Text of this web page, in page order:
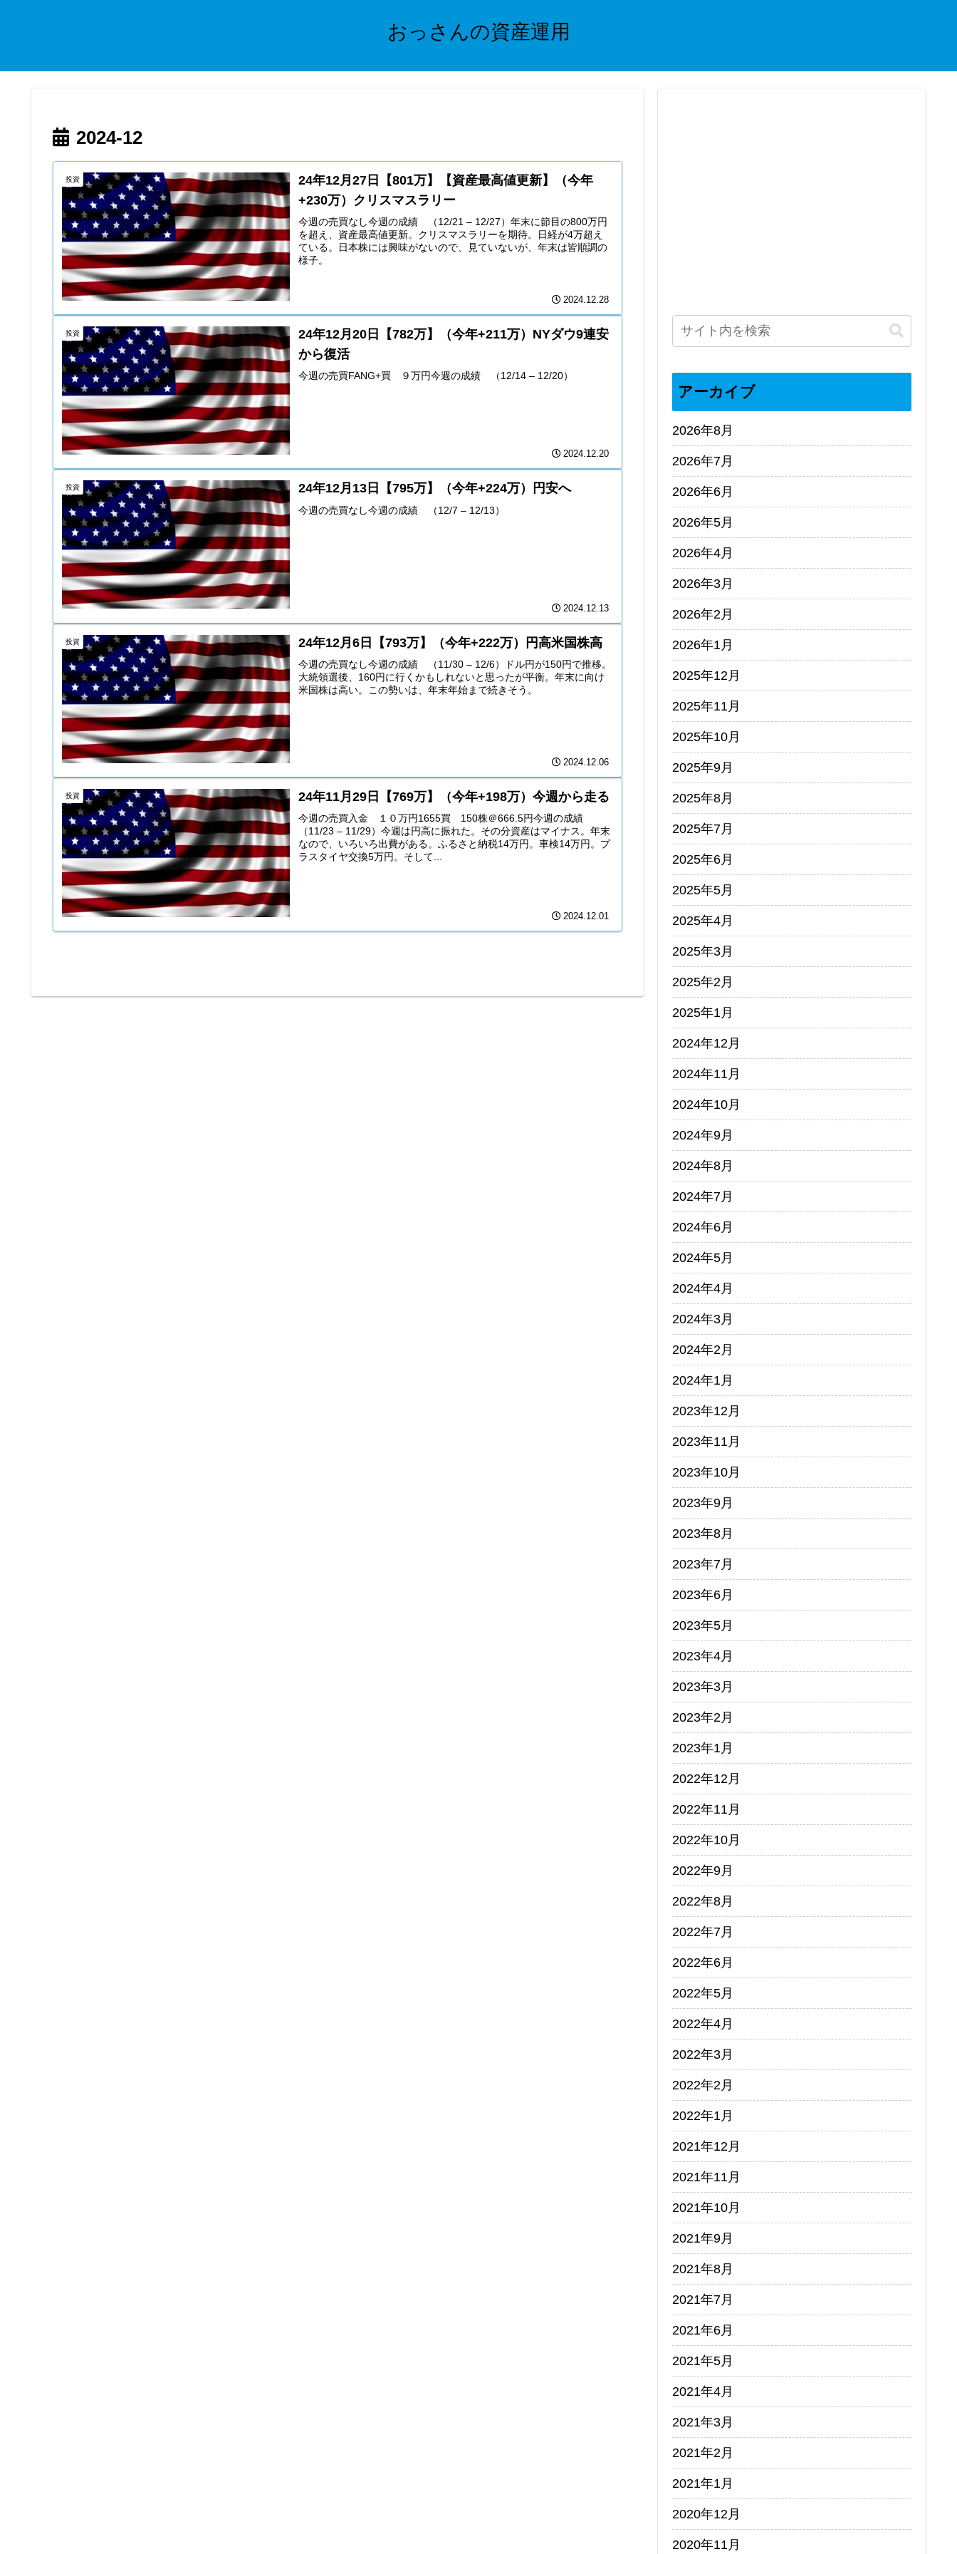
おっさんの資産運用
2024-12
投資
24年12月27日【801万】【資産最高値更新】（今年
+230万）クリスマスラリー
今週の売買なし今週の成績 （12/21 – 12/27）年末に節目の800万円
を超え、資産最高値更新。クリスマスラリーを期待。日経が4万超え
ている。日本株には興味がないので、見ていないが、年末は皆順調の
様子。
2024.12.28
投資
24年12月20日【782万】（今年+211万）NYダウ9連安
から復活
今週の売買FANG+買 ９万円今週の成績 （12/14 – 12/20）
2024.12.20
投資 24年12月13日【795万】（今年+224万）円安へ
今週の売買なし今週の成績 （12/7 – 12/13）
2024.12.13
投資 24年12月6日【793万】（今年+222万）円高米国株高
今週の売買なし今週の成績 （11/30 – 12/6）ドル円が150円で推移。
大統領選後、160円に行くかもしれないと思ったが平衡。年末に向け
米国株は高い。この勢いは、年末年始まで続きそう。
2024.12.06
投資 24年11月29日【769万】（今年+198万）今週から走る
今週の売買入金 １０万円1655買 150株＠666.5円今週の成績
（11/23 – 11/29）今週は円高に振れた。その分資産はマイナス。年末
なので、いろいろ出費がある。ふるさと納税14万円。車検14万円。プ
ラスタイヤ交換5万円。そして...
2024.12.01
アーカイブ
2026年8月
2026年7月
2026年6月
2026年5月
2026年4月
2026年3月
2026年2月
2026年1月
2025年12月
2025年11月
2025年10月
2025年9月
2025年8月
2025年7月
2025年6月
2025年5月
2025年4月
2025年3月
2025年2月
2025年1月
2024年12月
2024年11月
2024年10月
2024年9月
2024年8月
2024年7月
2024年6月
2024年5月
2024年4月
2024年3月
2024年2月
2024年1月
2023年12月
2023年11月
2023年10月
2023年9月
2023年8月
2023年7月
2023年6月
2023年5月
2023年4月
2023年3月
2023年2月
2023年1月
2022年12月
2022年11月
2022年10月
2022年9月
2022年8月
2022年7月
2022年6月
2022年5月
2022年4月
2022年3月
2022年2月
2022年1月
2021年12月
2021年11月
2021年10月
2021年9月
2021年8月
2021年7月
2021年6月
2021年5月
2021年4月
2021年3月
2021年2月
2021年1月
2020年12月
2020年11月